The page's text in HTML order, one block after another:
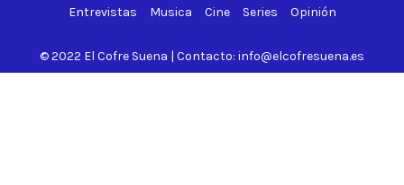
Entrevistas Musica Cine Series Opinión
© 2022 El Cofre Suena | Contacto: info@elcofresuena.es